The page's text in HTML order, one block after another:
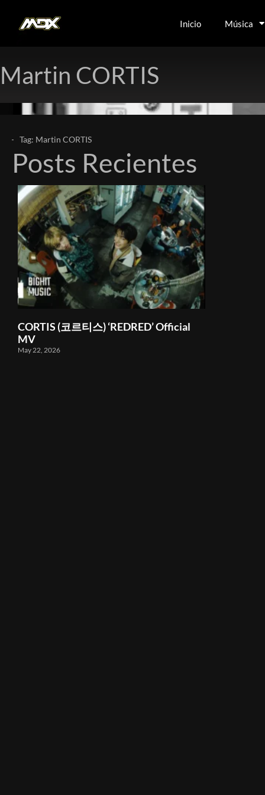
Inicio Música
Martin CORTIS
Tag: Martin CORTIS
Posts Recientes
CORTIS (코르티스) ‘REDRED’ Official
MV
May 22, 2026